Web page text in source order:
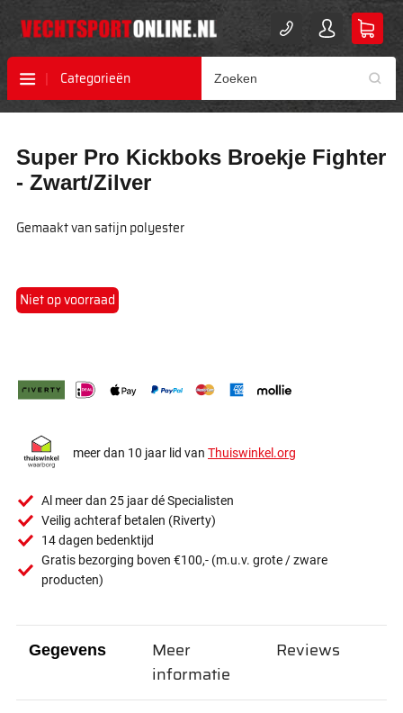
Categorieën
naar
het
einde
de
naar
het
begin
de
Super Pro Kickboks Broekje Fighter
- Zwart/Zilver
Gemaakt van satijn polyester
Niet op voorraad
meer dan 10 jaar lid van Thuiswinkel.org
Al meer dan 25 jaar dé Specialisten
Veilig achteraf betalen (Riverty)
14 dagen bedenktijd
Gratis bezorging boven €100,- (m.u.v. grote / zware
producten)
Gegevens
Meer
informatie
Reviews